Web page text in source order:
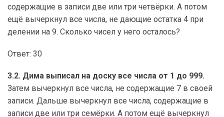
содержащие в записи две или три четвёрки. А потом
ещё вычеркнул все числа, не дающие остатка 4 при
делении на 9. Сколько чисел у него осталось?
Ответ: 30
3.2. Дима выписал на доску все числа от 1 до 999.
Затем вычеркнул все числа, не содержащие 7 в своей
записи. Дальше вычеркнул все числа, содержащие в
записи две или три семёрки. А потом ещё вычеркнул